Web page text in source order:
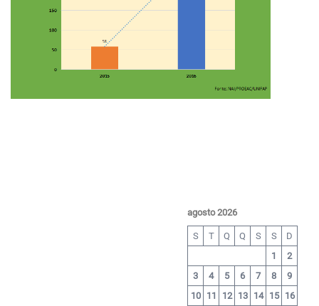
agosto 2026
S T Q Q S S
D
1
2
3
4 5 6 7 8
9
10
11 12 13 14 15
16